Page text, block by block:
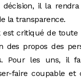
il la
la transparence.
est critiqué de
des propos des
Pour les uns, il
faire coupable et